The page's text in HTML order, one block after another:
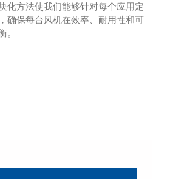
化方法使我们能够针对每个应用定
确保每台风机在效率、耐用性和可
。